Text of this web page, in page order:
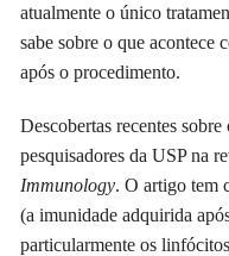
atualmente o único
sabe sobre o que acontece
após o procedimento.
Descobertas recentes
pesquisadores da USP na
Immunology. O artigo tem
(a imunidade adquirida
particularmente os